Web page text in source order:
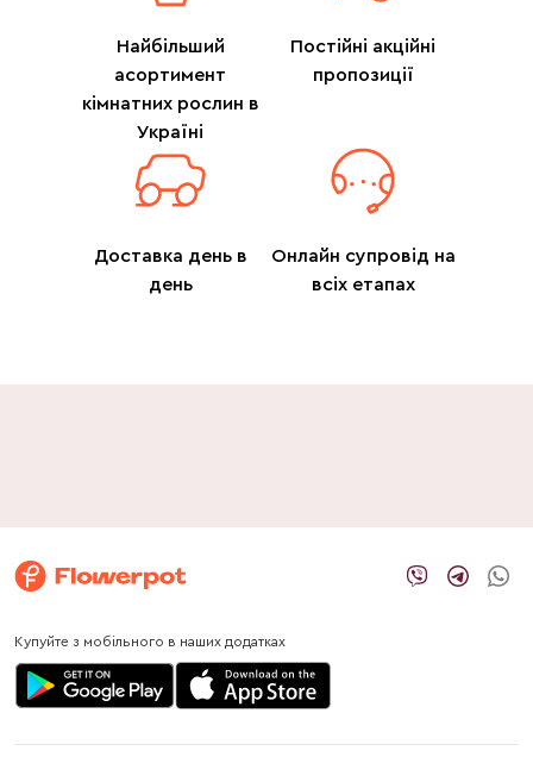
Найбільший
асортимент
кімнатних рослин в
Україні
Постійні акційні
пропозиції
Доставка день в
день
Онлайн супровід на
всіх етапах
Купуйте з мобільного в наших додатках